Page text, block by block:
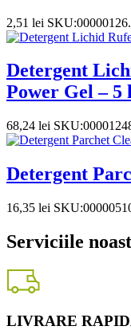
2,51 lei
Detergent
Power Gel –
68,24 lei
Detergent
16,35 lei
Serviciile
LIVRARE